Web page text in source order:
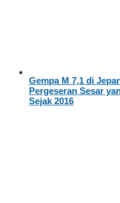
Gempa M 7,1 di
Pergeseran Sesar
Sejak 2016